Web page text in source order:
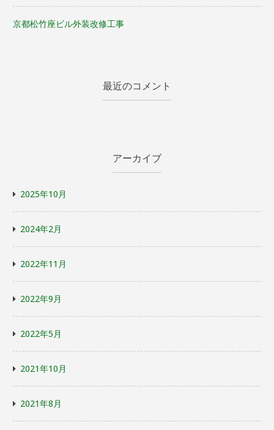
京都松竹座ビル外装改修工事
最近のコメント
アーカイブ
2025年10月
2024年2月
2022年11月
2022年9月
2022年5月
2021年10月
2021年8月